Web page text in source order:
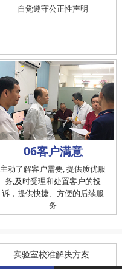
自觉遵守公正性声明
06客户满意
主动了解客户需要, 提供质优服
务,及时受理和处置客户的投
诉，提供快捷、方便的后续服
务
实验室校准解决方案